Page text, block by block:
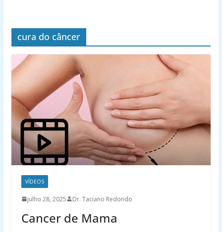
cura do câncer
VÍDEOS
julho 28, 2025 Dr. Taciano Redondo
Cancer de Mama